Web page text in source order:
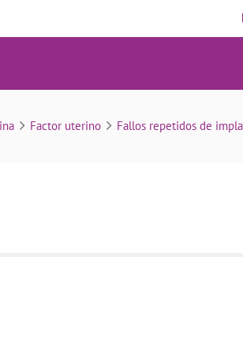
Eclosión asistida por láser
0
Factor uterino Fallos repetidos de